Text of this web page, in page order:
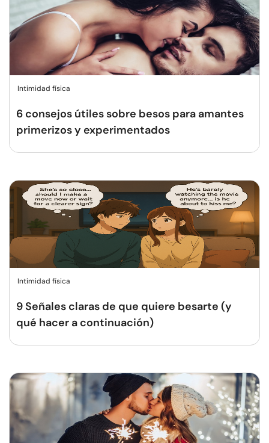
Intimidad física
6 consejos útiles sobre besos para amantes
primerizos y experimentados
Intimidad física
9 Señales claras de que quiere besarte (y
qué hacer a continuación)